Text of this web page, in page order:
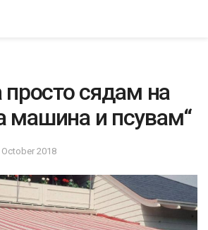
просто сядам на
машина и псувам“
October 2018